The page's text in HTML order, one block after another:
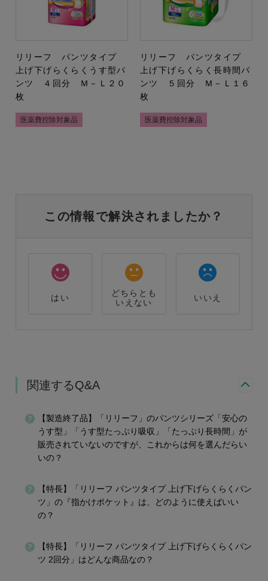
リリーフ パンツタイプ
上げ下げらくらくうす型パ
ンツ ４回分 Ｍ－Ｌ２０
枚
医薬費控除対象品
リリーフ パンツタイプ
上げ下げらくらく長時間パ
ンツ ５回分 Ｍ－Ｌ１６
枚
医薬費控除対象品
この情報で解決されましたか？
はい
どちらとも
いえない
いいえ
関連するQ&A
【製造終了品】「リリーフ」のパンツシリーズ「安心の
うす型」「うす型たっぷり吸収」「たっぷり長時間」が
販売されていないのですが、これからは何を選んだらい
いの？
【特長】「リリーフ パンツタイプ 上げ下げらくらくパン
ツ」の『指かけポケット』は、どのように使えばいい
の？
【特長】「リリーフ パンツタイプ 上げ下げらくらくパン
ツ 2回分」はどんな商品なの？